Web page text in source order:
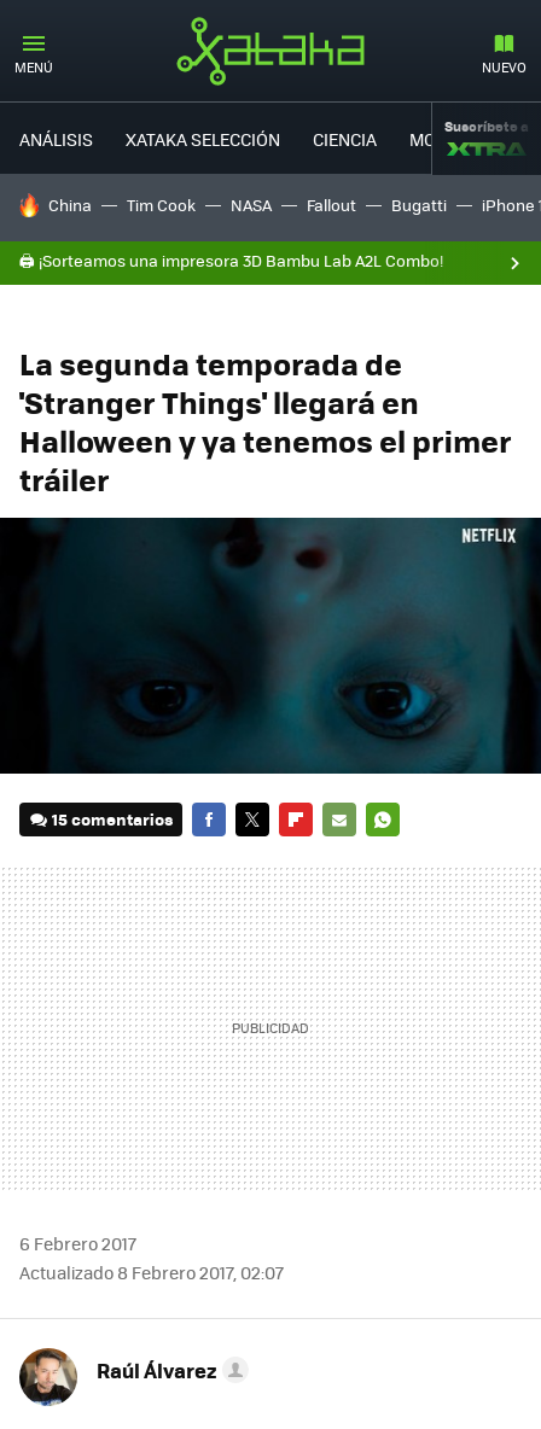
MENÚ NUEVO
ANÁLISIS XATAKA SELECCIÓN CIENCIA MOVILIDAD
Suscríbete a
HOY SE HABLA DE
China Tim Cook NASA Fallout Bugatti iPhone
🖨️ ¡Sorteamos una impresora 3D Bambu Lab A2L Combo!
La segunda temporada de
'Stranger Things' llegará en
Halloween y ya tenemos el primer
tráiler
15 comentarios
MAIL
6 Febrero 2017
Actualizado 8 Febrero 2017, 02:07
Raúl Álvarez